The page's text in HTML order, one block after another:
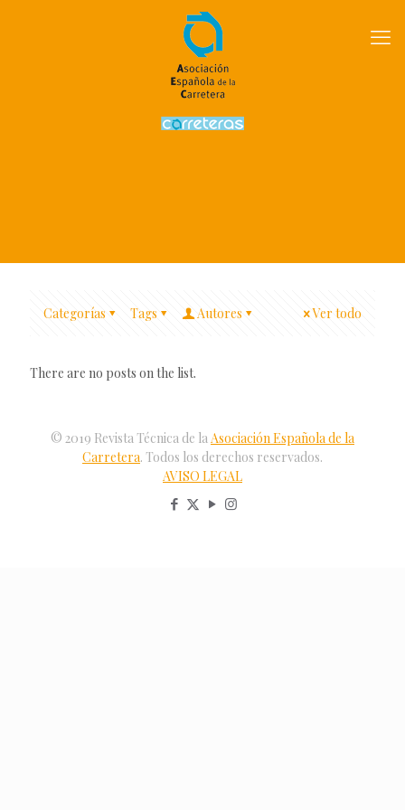
Categorías Tags Autores Ver todo
There are no posts on the list.
© 2019 Revista Técnica de laAsociación Española de la
Carretera. Todos los derechos reservados.
AVISO LEGAL